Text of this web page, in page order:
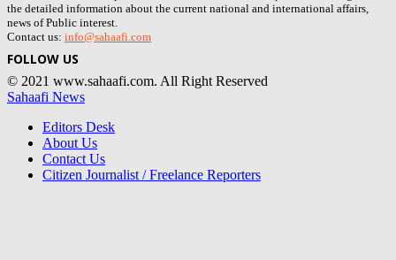
the detailed information about the current national and international affairs,
news of Public interest.
Contact us: info@sahaafi.com
FOLLOW US
© 2021 www.sahaafi.com. All Right Reserved
Sahaafi News
Editors Desk
About Us
Contact Us
Citizen Journalist / Freelance Reporters